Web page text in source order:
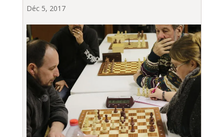
Déc 5, 2017